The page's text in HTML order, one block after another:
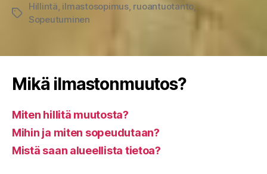
Avainsanat
Hillintä ilmastosopimus, ruoantuotanto
Sopeutuminen
Mikä ilmastonmuutos?
Miten hillitä muutosta?
Mihin ja miten sopeudutaan?
Mistä saan alueellista tietoa?